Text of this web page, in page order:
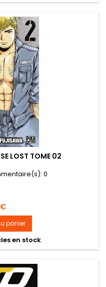
LOST TOME 02
0
panier
en stock